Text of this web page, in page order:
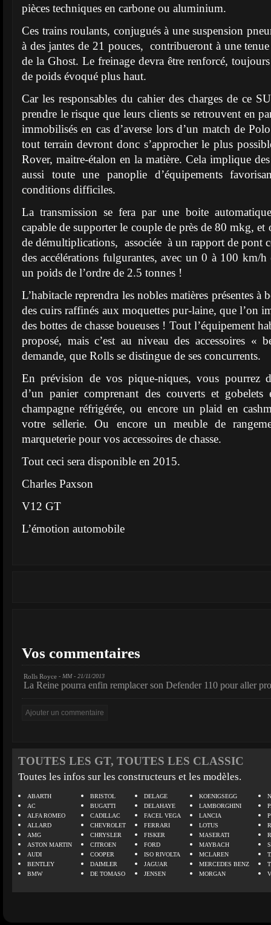
pièces techniques en carbone ou aluminium.
Ces trains roulants, conjugués à une suspension
à des jantes de 21 pouces, contribueront à une
de la Ghost. Le freinage devra être renforcé,
de poids évoqué plus haut.
Car les responsables du cahier des charges de ce
prendre le risque que leurs clients se retrouvent en
immobilisés en cas d’averse lors d’un match de
tout terrain devront donc s’approcher le plus
Rover, maitre-étalon en la matière. Cela implique
aussi toute une panoplie d’équipements
conditions difficiles.
La transmission se fera par une boite
capable de supporter le couple de près de 80 mkg,
de démultiplications, associée à un rapport de pont
des accélérations fulgurantes, avec un 0 à 100 km/
un poids de l’ordre de 2.5 tonnes !
L’habitacle reprendra les nobles matières présentes à
des cuirs raffinés aux moquettes pur-laine, que l’on
des bottes de chasse boueuses ! Tout l’équipement
proposé, mais c’est au niveau des accessoires «
demande, que Rolls se distingue de ses concurrents.
En prévision de vos pique-niques, vous pourrez
d’un panier comprenant des couverts et
champagne réfrigérée, ou encore un plaid en
votre sellerie. Ou encore un meuble de
marqueterie pour vos accessoires de chasse.
Tout ceci sera disponible en 2015.
Charles Paxson
V12 GT
L’émotion automobile
Vos commentaires
Rolls Royce - MM - 21/11/2013
La Reine pourra enfin remplacer son Defender 110 pour aller
TOUTES LES GT, TOUTES LES CLASSIC
Toutes les infos sur les constructeurs et les modèles.
ABARTH
AC
ALFA ROMEO
ALLARD
AMG
ASTON MARTIN
AUDI
BENTLEY
BMW
BRISTOL
BUGATTI
CADILLAC
CHEVROLET
CHRYSLER
CITROEN
COOPER
DAIMLER
DE TOMASO
DELAGE
DELAHAYE
FACEL VEGA
FERRARI
FISKER
FORD
ISO RIVOLTA
JAGUAR
JENSEN
KOENIGSEGG
LAMBORGHINI
LANCIA
LOTUS
MASERATI
MAYBACH
MCLAREN
MERCEDES BENZ
MORGAN